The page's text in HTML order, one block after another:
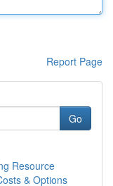
Report Page
Go
Resource
& Options